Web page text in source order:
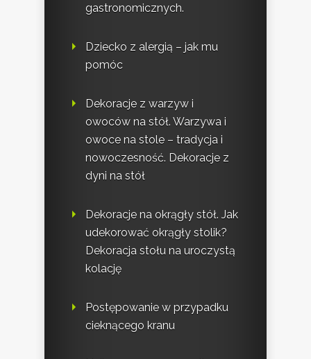
gastronomicznych.
Dziecko z alergią – jak mu
pomóc
Dekoracje z warzyw i
owoców na stół. Warzywa i
owoce na stole – tradycja i
nowoczesność. Dekoracje z
dyni na stół
Dekoracje na okrągły stół. Jak
udekorować okrągły stolik?
Dekoracja stołu na uroczystą
kolację
Postępowanie w przypadku
cieknącego kranu